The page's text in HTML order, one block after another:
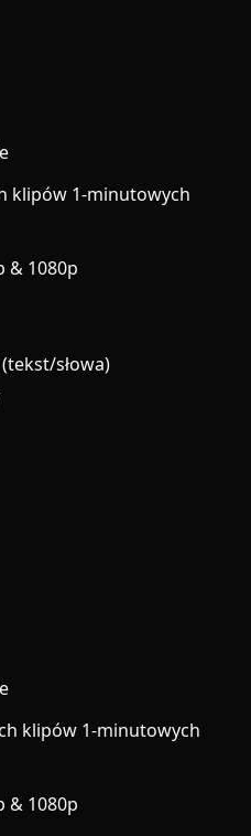
klipów 1-minutowych
& 1080p
słowa)
klipów 1-minutowych
& 1080p